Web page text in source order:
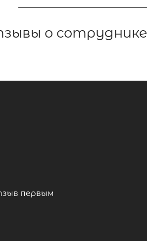
о сотруднике
первым